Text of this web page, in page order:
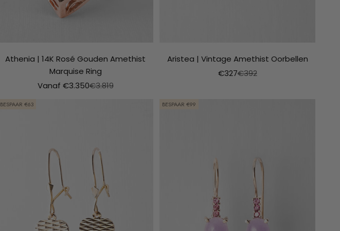
Athenia | 14K Rosé Gouden Amethist
Marquise Ring
Aanbiedingsprijs
Vanaf €3.350Normale prijs
€3.819
Aristea | Vintage Amethist Oorbellen
Aanbiedingsprijs
€327Normale prijs
€392
BESPAAR €63 BESPAAR €99